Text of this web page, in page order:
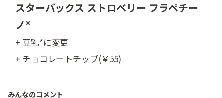
スターバックス ストロベリー フラペチー
ノ®
+ 豆乳*に変更
+ チョコレートチップ(￥55)
みんなのコメント